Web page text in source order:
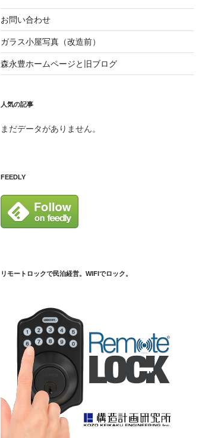
お問い合わせ
ガラス小屋写真（改造前）
森永豊ホームページと旧ブログ
人気の記事
まだデータがありません。
FEEDLY
リモートロックで民泊経営。WIFIでロック。